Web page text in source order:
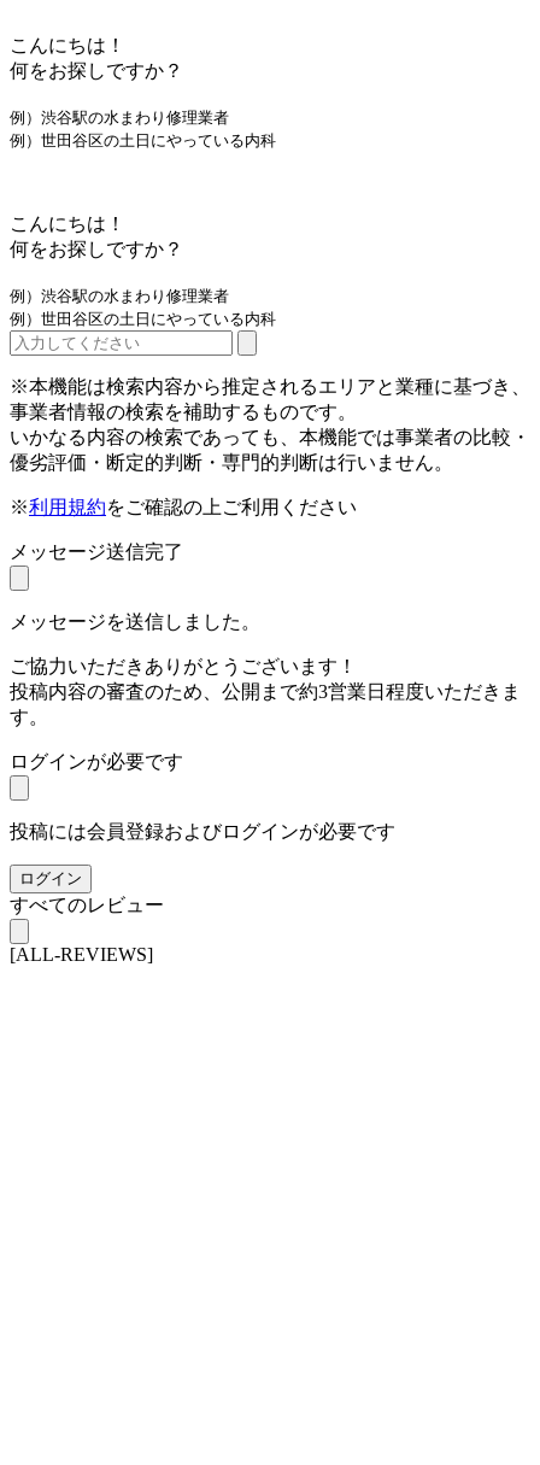
こんにちは！
何をお探しですか？
例）渋谷駅の水まわり修理業者
例）世田谷区の土日にやっている内科
こんにちは！
何をお探しですか？
例）渋谷駅の水まわり修理業者
例）世田谷区の土日にやっている内科
※本機能は検索内容から推定されるエリアと業種に基づき、
事業者情報の検索を補助するものです。
いかなる内容の検索であっても、本機能では事業者の比較・
優劣評価・断定的判断・専門的判断は行いません。
※利用規約をご確認の上ご利用ください
メッセージ送信完了
メッセージを送信しました。
ご協力いただきありがとうございます！
投稿内容の審査のため、公開まで約3営業日程度いただきま
す。
ログインが必要です
投稿には会員登録およびログインが必要です
ログイン
すべてのレビュー
[ALL-REVIEWS]